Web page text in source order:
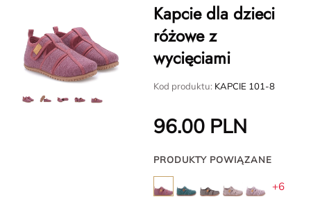
Kapcie dla dzieci
różowe z
wycięciami
Kod produktu: KAPCIE 101-8
96.00 PLN
PRODUKTY POWIĄZANE
+6